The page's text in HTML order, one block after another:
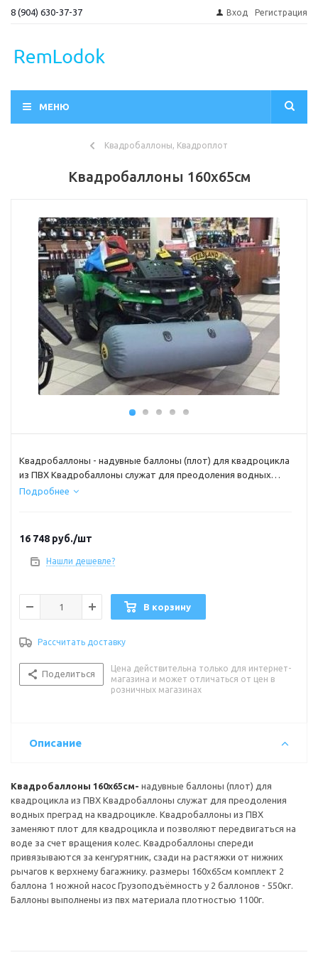
8 (904) 630-37-37 Вход Регистрация
МЕНЮ
Квадробаллоны, Квадроплот
Квадробаллоны 160х65см
Квадробаллоны - надувные баллоны (плот) для квадроцикла
из ПВХ Квадробаллоны служат для преодоления водных
преград на квадроцикле. Квадробаллоны из ПВХ заменяют
Подробнее
16 748 руб./шт
Нашли дешевле?
В корзину
Рассчитать доставку
Поделиться
Цена действительна только для интернет-
магазина и может отличаться от цен в
розничных магазинах
Описание
Квадробаллоны 160х65см- надувные баллоны (плот) для
квадроцикла из ПВХ Квадробаллоны служат для преодоления
водных преград на квадроцикле. Квадробаллоны из ПВХ
заменяют плот для квадроцикла и позволяют передвигаться на
воде за счет вращения колес. Квадробаллоны спереди
привязываются за кенгурятник, сзади на растяжки от нижних
рычагов к верхнему багажнику. размеры 160х65см комплект 2
баллона 1 ножной насос Грузоподъёмность у 2 баллонов - 550кг.
Баллоны выполнены из пвх материала плотностью 1100г.